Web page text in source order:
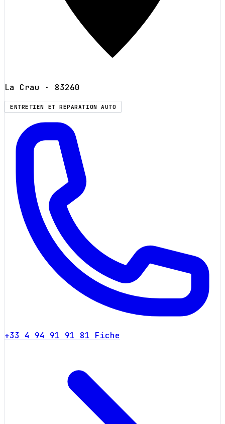
La Crau · 83260
ENTRETIEN ET RÉPARATION AUTO
+33 4 94 91 91 81 Fiche